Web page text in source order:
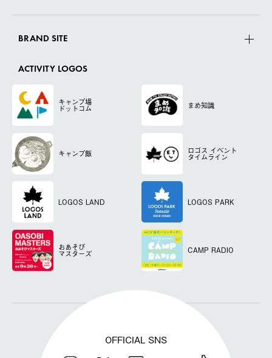
BRAND SITE
ACTIVITY LOGOS
キャンプ場
ドットコム まめ知識
キャンプ飯 ロゴス イベント
タイムライン
LOGOS LAND LOGOS PARK
おあそび
マスターズ CAMP RADIO
OFFICIAL SNS